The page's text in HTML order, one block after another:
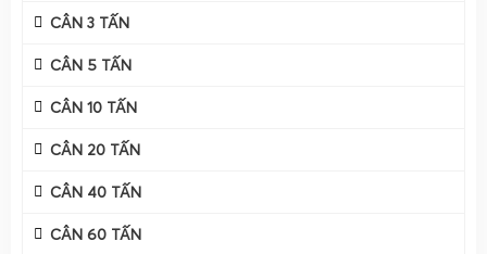
CÂN 3 TẤN
CÂN 5 TẤN
CÂN 10 TẤN
CÂN 20 TẤN
CÂN 40 TẤN
CÂN 60 TẤN
điện tử 2 tấntrong suốt thời gian sử dụng, giúp khách
Trong bối cảnh các ngành
bao jumbo thức ăn chăn nuôi, cân thành phẩm sản xuất
lâu dài và khả năng làm việc trong môi trường khắc nghiệt,
việc lựa chọn đúng dòng cân điện tử 2 tấn chất lượng, phù
tập trung phát triển các giải pháp cân chuyên sâu, tối ưu